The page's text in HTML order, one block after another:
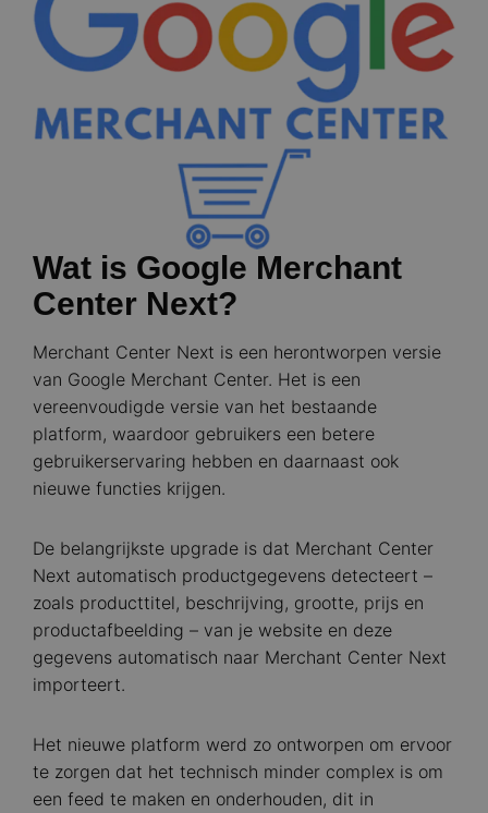
Wat is Google Merchant
Center Next?
Merchant Center Next is een herontworpen versie
van Google Merchant Center. Het is een
vereenvoudigde versie van het bestaande
platform, waardoor gebruikers een betere
gebruikerservaring hebben en daarnaast ook
nieuwe functies krijgen.
De belangrijkste upgrade is dat Merchant Center
Next automatisch productgegevens detecteert –
zoals producttitel, beschrijving, grootte, prijs en
productafbeelding – van je website en deze
gegevens automatisch naar Merchant Center Next
importeert.
Het nieuwe platform werd zo ontworpen om ervoor
te zorgen dat het technisch minder complex is om
een feed te maken en onderhouden, dit in